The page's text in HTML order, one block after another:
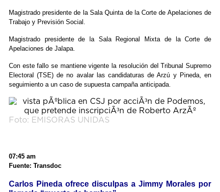
Magistrado presidente de la Sala Quinta de la Corte de Apelaciones de
Trabajo y Previsión Social.
Magistrado presidente de la Sala Regional Mixta de la Corte de
Apelaciones de Jalapa.
Con este fallo se mantiene vigente la resolución del Tribunal Supremo
Electoral (TSE) de no avalar las candidaturas de Arzú y Pineda, en
seguimiento a un caso de supuesta campaña anticipada.
Foto: EMISORAS UNIDAS
07:45 am
Fuente: Transdoc
Carlos Pineda ofrece disculpas a Jimmy Morales por